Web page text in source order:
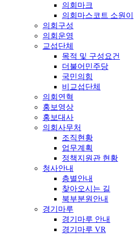
의회마크
의회마스코트 소원이
의회구성
의회운영
교섭단체
목적 및 구성요건
더불어민주당
국민의힘
비교섭단체
의회연혁
홍보영상
홍보대사
의회사무처
조직현황
업무계획
정책지원관 현황
청사안내
층별안내
찾아오시는 길
북부분원안내
경기마루
경기마루 안내
경기마루 VR